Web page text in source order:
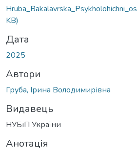
KB)
Дата
2025
Автори
Груба, Ірина Володимирівна
Видавець
НУБіП України
Анотація